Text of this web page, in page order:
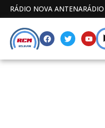
RÁDIO NOVA ANTENA